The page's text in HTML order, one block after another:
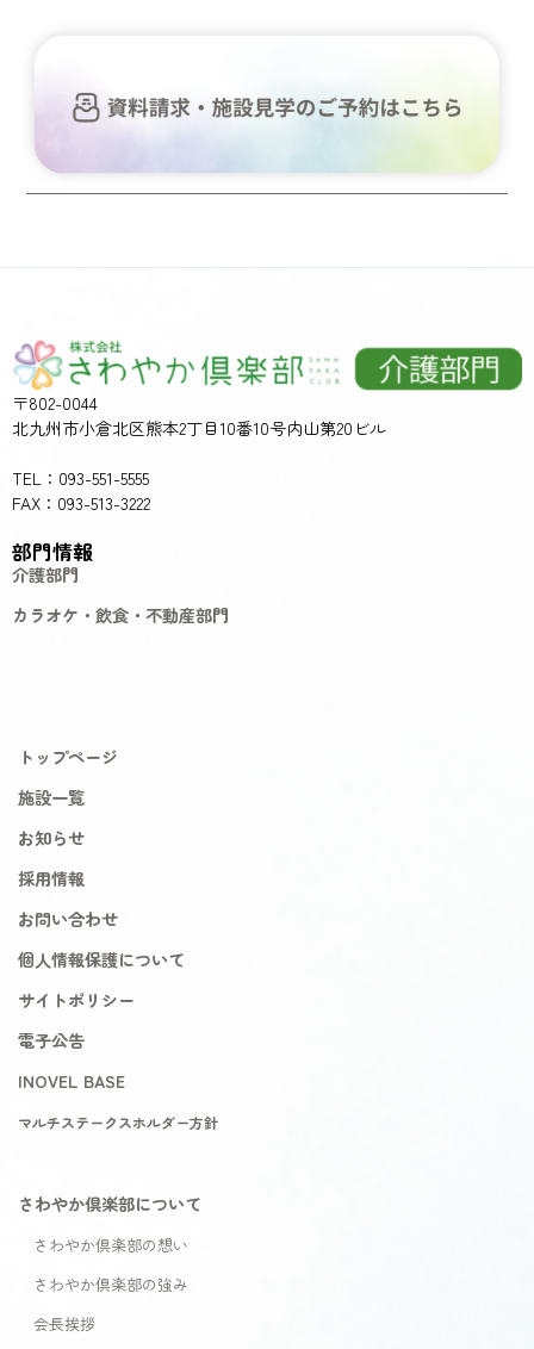
〒802-0044
北九州市小倉北区熊本2丁目10番10号内山第20ビル
TEL：093-551-5555
FAX：093-513-3222
部門情報
介護部門
カラオケ・飲食・不動産部門
トップページ
施設一覧
お知らせ
採用情報
お問い合わせ
個人情報保護について
サイトポリシー
電子公告
INOVEL BASE
マルチステークスホルダー方針
さわやか倶楽部について
さわやか倶楽部の想い
さわやか倶楽部の強み
会長挨拶